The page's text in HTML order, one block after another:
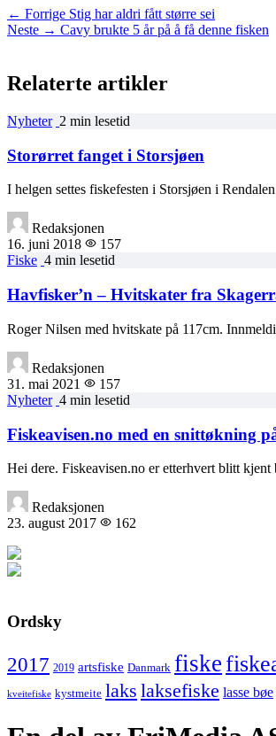
← Forrige Stig har aldri fått større sei
Neste → Cavy brukte 5 år på å få denne fisken
Relaterte artikler
Nyheter 2 min lesetid
Storørret fanget i Storsjøen
I helgen settes fiskefesten i Storsjøen i
Redaksjonen
16. juni 2018
157
Fiske 4 min lesetid
Havfisker’n – Hvitskater fra
Roger Nilsen med hvitskate på 117cm.
Redaksjonen
31. mai 2021
157
Nyheter 4 min lesetid
Fiskeavisen.no med en snittøkning
Hei dere. Fiskeavisen.no er etterhvert blitt
Redaksjonen
23. august 2017
162
Ordsky
2017 2019 artsfiske Danmark fiske
kveitefiske kystmeite laks laksefiske lasse bøe